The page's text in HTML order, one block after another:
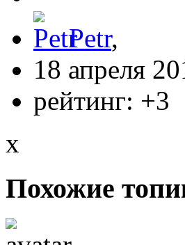
Petr,
18 апреля
рейтинг: +3
x
Похожие